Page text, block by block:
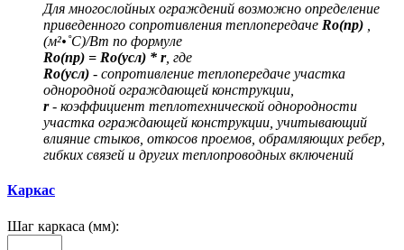
Для многослойных ограждений возможно определение
приведенного сопротивления теплопередаче Ro(пр)
(м²•˚С)/Вт по формуле
Ro(пр) = Ro(усл) * r, где
Ro(усл) - сопротивление теплопередаче участка
однородной ограждающей конструкции,
r- коэффициент теплотехнической однородности
участка ограждающей конструкции, учитывающий
влияние стыков, откосов проемов, обрамляющих ребер,
гибких связей и других теплопроводных включений
Каркас
Шаг каркаса (мм):